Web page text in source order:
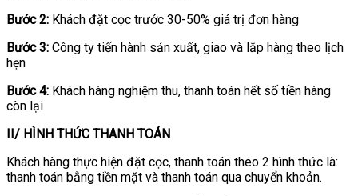
Bước 2: Khách đặt cọc trước 30-50% giá trị đơn hàng
Bước 3: Công ty tiến hành sản xuất, giao và lắp hàng theo lịch
hẹn
Bước 4: Khách hàng nghiệm thu, thanh toán hết số tiền hàng
còn lại
II/ HÌNH THỨC THANH TOÁN
Khách hàng thực hiện đặt cọc, thanh toán theo 2 hình thức là:
thanh toán bằng tiền mặt và thanh toán qua chuyển khoản.